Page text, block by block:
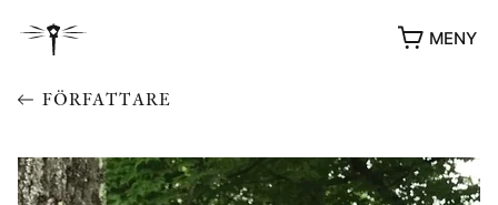
MENY
FÖRFATTARE